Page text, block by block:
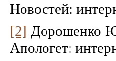
Новостей:
[2] Дорошенко
Апологет: